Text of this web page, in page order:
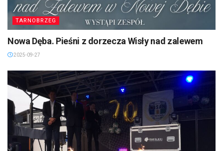
TARNOBRZEG
Nowa Dęba. Pieśni z dorzecza Wisły nad zalewem
2025-09-27